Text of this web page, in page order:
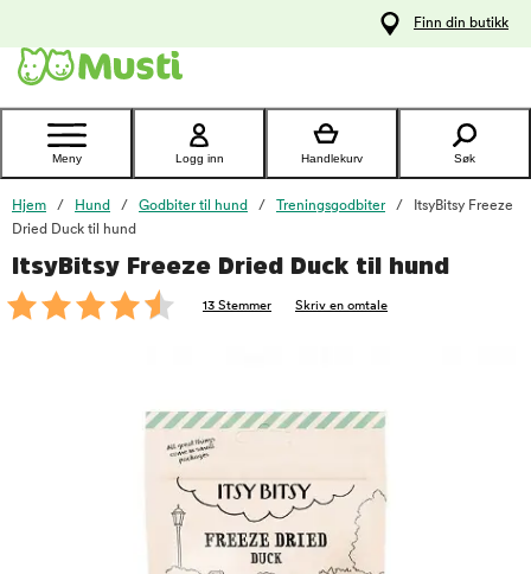
Kontakt
kundeservice
Finn din butikk
Meny Logg inn Handlekurv Søk
Hjem Hund Godbiter til hund Treningsgodbiter
ItsyBitsy Freeze
Dried Duck til hund
ItsyBitsy Freeze Dried Duck til hund
13 Stemmer Skriv en omtale
foo